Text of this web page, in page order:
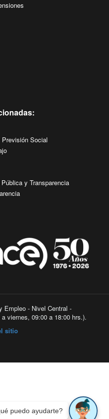
Social
y Transparencia
Empleo - Nivel Central -
viernes, 09:00 a 18:00 hrs.).
sitio
puedo ayudarte?